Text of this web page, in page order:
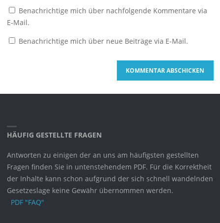
Benachrichtige mich über nachfolgende Kommentare via
E-Mail.
Benachrichtige mich über neue Beiträge via E-Mail.
HÄUFIG GESTELLTE FRAGEN
Antworten zu einigen der an uns am häufigsten gestellten
Fragen finden Sie in untenstehendem PDF. Für die Korrektheit
der Inhalte kann schon aufgrund der sich schnell wandelnden
Gesetzeslage keine Gewähr übernommen werden.
PDF "FAQ"